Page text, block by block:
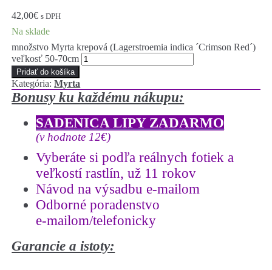
42,00€ s DPH
Na sklade
množstvo Myrta krepová (Lagerstroemia indica ´Crimson Red´)
veľkosť 50-70cm
Pridať do košíka
Kategória:Myrta
Bonusy ku každému nákupu:
SADENICA LIPY ZADARMO
(v hodnote 12€)
Vyberáte si podľa reálnych fotiek a
veľkostí rastlín, už 11 rokov
Návod na výsadbu e-mailom
Odborné poradenstvo
e-mailom/telefonicky
Garancie a istoty: